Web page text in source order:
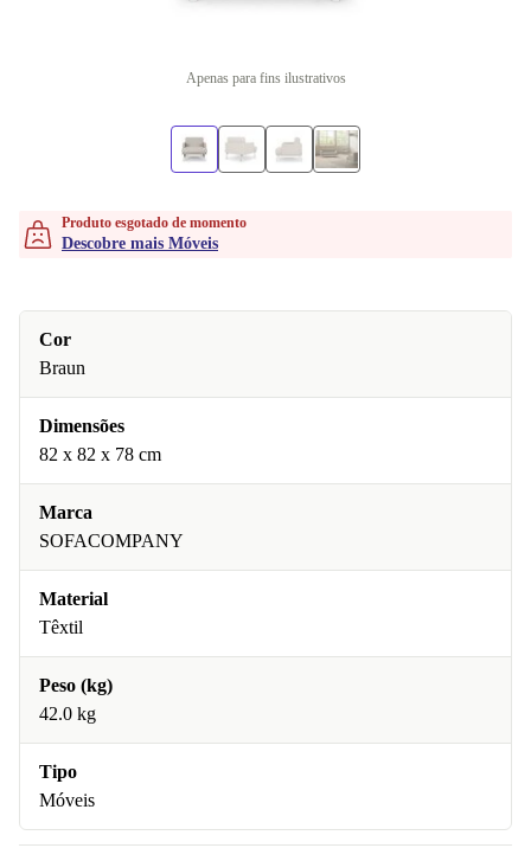
Apenas para fins ilustrativos
Produto esgotado de momento
Descobre mais Móveis
Cor
Braun
Dimensões
82 x 82 x 78 cm
Marca
SOFACOMPANY
Material
Têxtil
Peso (kg)
42.0 kg
Tipo
Móveis